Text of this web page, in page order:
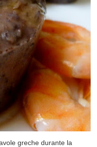
greche durante la